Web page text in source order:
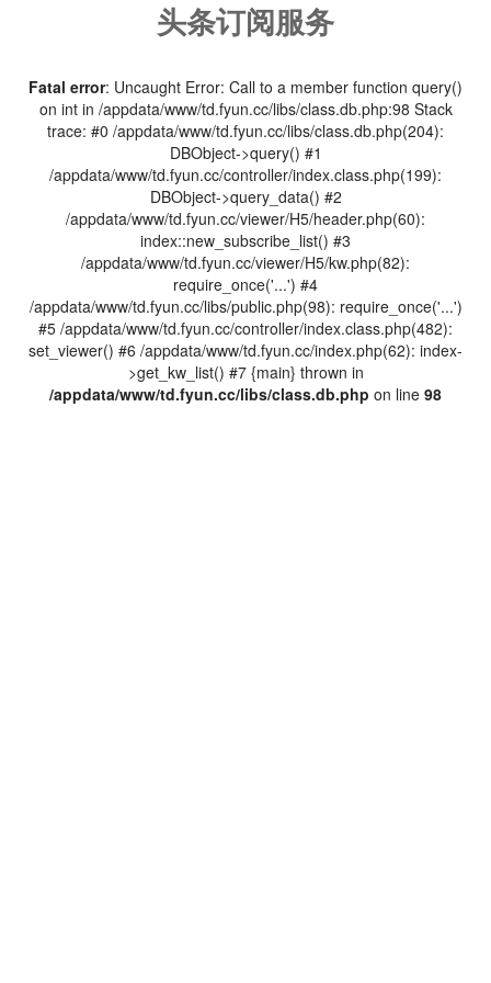
头条订阅服务
Fatal error: Uncaught Error: Call to a member function query()
on int in /appdata/www/td.fyun.cc/libs/class.db.php:98 Stack
trace: #0 /appdata/www/td.fyun.cc/libs/class.db.php(204):
DBObject->query() #1
/appdata/www/td.fyun.cc/controller/index.class.php(199):
DBObject->query_data() #2
/appdata/www/td.fyun.cc/viewer/H5/header.php(60):
index::new_subscribe_list() #3
/appdata/www/td.fyun.cc/viewer/H5/kw.php(82):
require_once('...') #4
/appdata/www/td.fyun.cc/libs/public.php(98): require_once('...')
#5 /appdata/www/td.fyun.cc/controller/index.class.php(482):
set_viewer() #6 /appdata/www/td.fyun.cc/index.php(62): index-
>get_kw_list() #7 {main} thrown in
/appdata/www/td.fyun.cc/libs/class.db.php on line 98